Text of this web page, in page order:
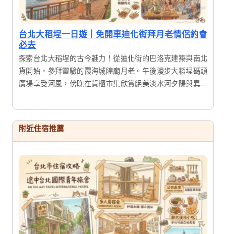
台北大稻埕一日遊｜免開車迪化街拜月老情侶約會
必去
探索台北大稻埕的古今魅力！從迪化街的巴洛克建築與南北
貨開始，參拜靈驗的霞海城隍廟月老。午後漫步大稻埕碼頭
廣場享受河風，傍晚在貨櫃市集欣賞絕美淡水河夕陽與異國
附近住宿推薦